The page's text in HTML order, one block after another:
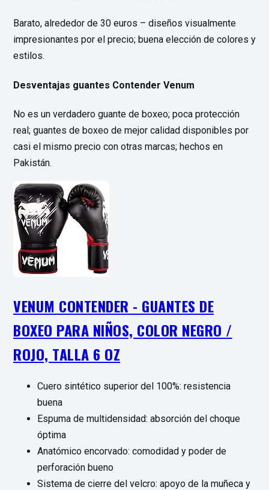
Barato, alrededor de 30 euros – diseños visualmente
impresionantes por el precio; buena elección de colores y
estilos.
Desventajas guantes Contender Venum
No es un verdadero guante de boxeo; poca protección
real; guantes de boxeo de mejor calidad disponibles por
casi el mismo precio con otras marcas; hechos en
Pakistán.
VENUM CONTENDER - GUANTES DE
BOXEO PARA NIÑOS, COLOR NEGRO /
ROJO, TALLA 6 OZ
Cuero sintético superior del 100%: resistencia
buena
Espuma de multidensidad: absorción del choque
óptima
Anatómico encorvado: comodidad y poder de
perforación bueno
Sistema de cierre del velcro: apoyo de la muñeca y